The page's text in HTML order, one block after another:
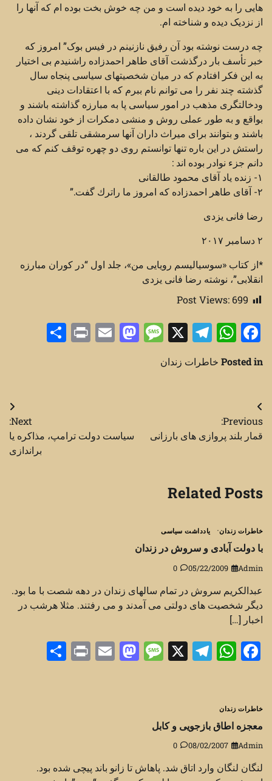
هایی را به خود دیده است و من چه خوش بخت بوده ام که آنها را
از نزدیک دیده و شناخته ام.
چه درست نوشته بود آن رفیق نازنینم در فیس بوک” امروز كه
خبر تأسف بار درگذشت آقاى طاهر احمدزاده راشنيدم بى اختيار
به اين فكر افتادم كه در ميان شخصيتهاى سياسى پنجاه سال
گذشته چند نفر را مى توانم نام ببرم كه با اعتقادات دينى
ودخالتگرى مذهب در امور سياسى پا به مبارزه گذاشته باشند و
بواقع و به طور عملى روش و منشى دمكرات از خود نشان داده
باشند و بتوانند براى ميراث داران آنها سرمشقى تلقى گردند ،
راستش در اين باره تنها توانستم روى دو چهره توقف كنم كه مى
دانم جزء نوادر بوده اند :
١- زنده ياد آقاى محمود طالقانى
٢- آقاى طاهر احمدزاده كه امروز ما راترك گفت.”
رضا فانی یزدی
۲ دسامبر ۲۰۱۷
*از کتاب «سوسیالیسم رویایی من»، جلد اول “در کوران مبارزه
انقلابی”، نوشته رضا فانی یزدی
Post Views: 699
Facebook
WhatsApp
Telegram
X
Message
Mastodon
Email
Print
Posted in خاطرات زندان
راهبری
نوشته
Previous:
قمار بلند پروازی های بارزانی
Next:
سیاست دولت ترامپ، مذاکره یا
براندازی
Related Posts
خاطرات زندان یادداشت سیاسی
با دولت آبادی و سروش در زندان
Admin
05/22/2009
0
عبدالکریم سروش در تمام سالهای زندان در دهه شصت با ما بود.
دیگر شخصیت های دولتی می آمدند و می ‏رفتند. مثلا هرشب در
اخبار […]
Facebook
WhatsApp
Telegram
X
Message
Mastodon
Email
Print
خاطرات زندان
معجزه اطاق بازجویی و کابل
Admin
08/02/2007
0
لنگان لنگان وارد اتاق شد. پاهاش تا زانو باند پیچی شده بود.